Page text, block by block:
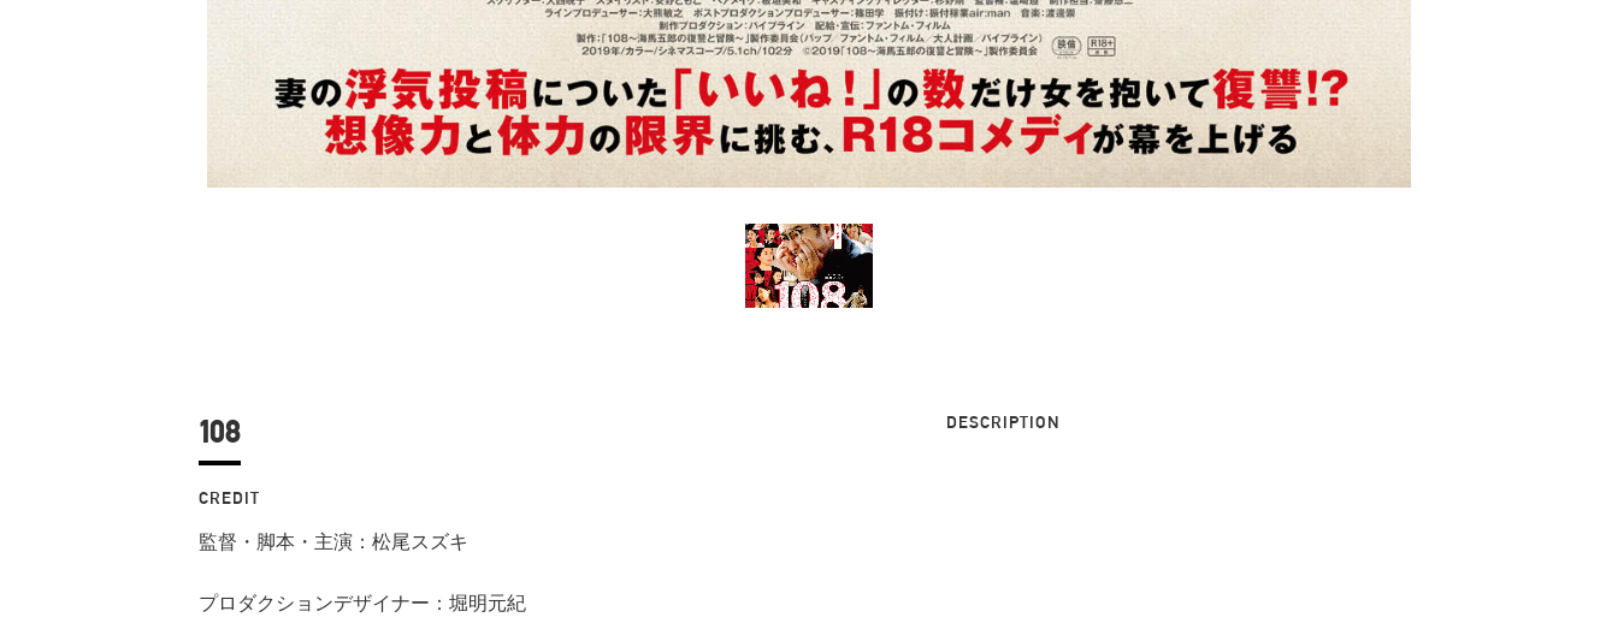
108
CREDIT
監督・脚本・主演：松尾スズキ
プロダクションデザイナー：堀明元紀
DESCRIPTION